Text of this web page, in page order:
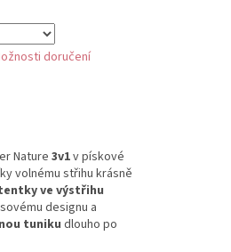
doručení
Nature 3v1v pískové
volnému střihu krásně
ve výstřihu
designu a
tuniku dlouho po